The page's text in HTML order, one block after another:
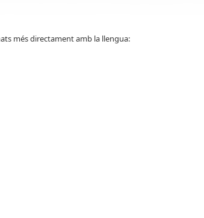
més directament amb la llengua: